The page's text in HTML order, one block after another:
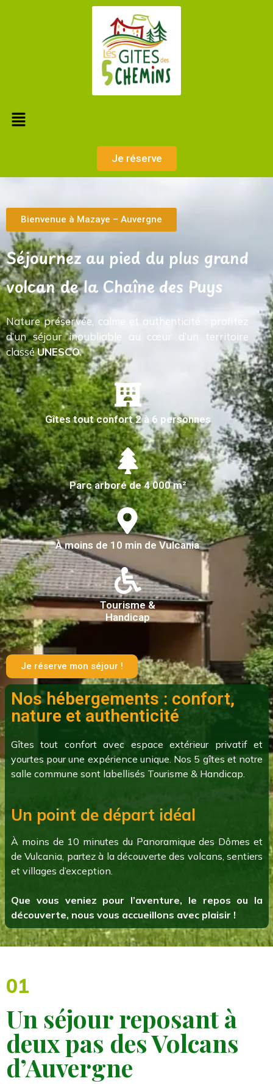
Je réserve
Bienvenue à Mazaye – Auvergne
Séjournez au pied du plus grand
volcan de la Chaîne des Puys
Nature préservée, calme et authenticité : profitez
d’un séjour inoubliable au cœur d’un territoire
classéUNESCO.
Gîtes tout confort 2 à 6 personnes
Parc arboré de 4 000 m²
À moins de 10 min de Vulcania
Tourisme &
Handicap
Je réserve mon séjour !
Nos hébergements : confort,
nature et authenticité
Gîtes tout confort avec espace extérieur privatif et
yourtes pour une expérience unique. Nos 5 gîtes et notre
salle commune sont labellisés Tourisme & Handicap.
Un point de départ idéal
À moins de 10 minutes du Panoramique des Dômes et
de Vulcania, partez à la découverte des volcans, sentiers
et villages d’exception.
Que vous veniez pour l’aventure, le repos ou la
découverte, nous vous accueillons avec plaisir !
01
Un séjour reposant à
deux pas des Volcans
d’Auvergne